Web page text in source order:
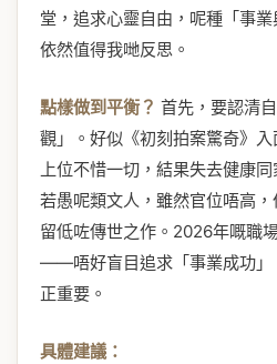
堂，追求心靈自由，呢種「事
依然值得我哋反思。
點樣做到平衡？ 首先，要認清
觀」。好似《初刻拍案驚奇》
上位不惜一切，結果失去健康
若愚呢類文人，雖然官位唔高
留低咗傳世之作。2026年嘅職
——唔好盲目追求「事業成功」
正重要。
具體建議：